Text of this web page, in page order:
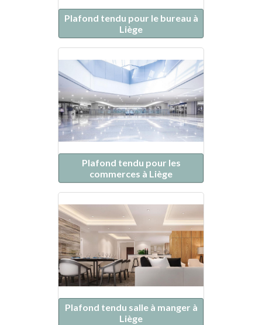
Plafond tendu pour le bureau à
Liège
Plafond tendu pour les
commerces à Liège
Plafond tendu salle à manger à
Liège